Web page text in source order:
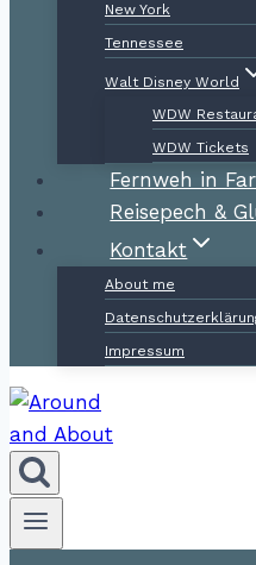
New York
Tennessee
Walt Disney World
WDW
WDW Tickets
Fernweh in
Reisepech &
Kontakt
About me
Impressum